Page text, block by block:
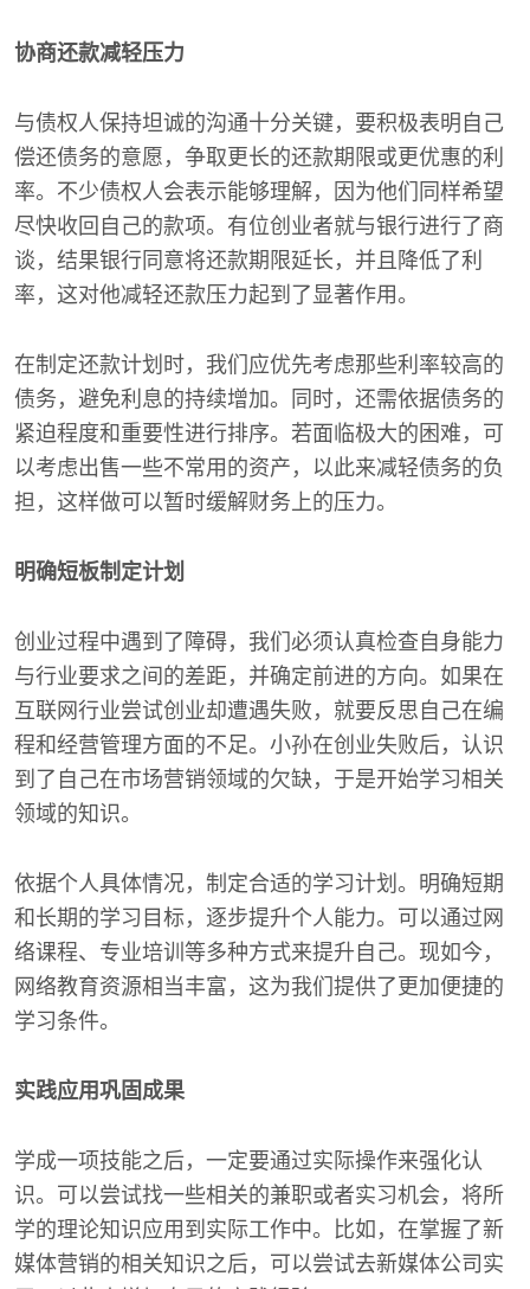
协商还款减轻压力
与债权人保持坦诚的沟通十分关键，要积极表明自己
偿还债务的意愿，争取更长的还款期限或更优惠的利
率。不少债权人会表示能够理解，因为他们同样希望
尽快收回自己的款项。有位创业者就与银行进行了商
谈，结果银行同意将还款期限延长，并且降低了利
率，这对他减轻还款压力起到了显著作用。
在制定还款计划时，我们应优先考虑那些利率较高的
债务，避免利息的持续增加。同时，还需依据债务的
紧迫程度和重要性进行排序。若面临极大的困难，可
以考虑出售一些不常用的资产，以此来减轻债务的负
担，这样做可以暂时缓解财务上的压力。
明确短板制定计划
创业过程中遇到了障碍，我们必须认真检查自身能力
与行业要求之间的差距，并确定前进的方向。如果在
互联网行业尝试创业却遭遇失败，就要反思自己在编
程和经营管理方面的不足。小孙在创业失败后，认识
到了自己在市场营销领域的欠缺，于是开始学习相关
领域的知识。
依据个人具体情况，制定合适的学习计划。明确短期
和长期的学习目标，逐步提升个人能力。可以通过网
络课程、专业培训等多种方式来提升自己。现如今，
网络教育资源相当丰富，这为我们提供了更加便捷的
学习条件。
实践应用巩固成果
学成一项技能之后，一定要通过实际操作来强化认
识。可以尝试找一些相关的兼职或者实习机会，将所
学的理论知识应用到实际工作中。比如，在掌握了新
媒体营销的相关知识之后，可以尝试去新媒体公司实